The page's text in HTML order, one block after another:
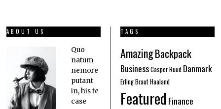
ABOUT US
Quo
natum
nemore
putant
in, his te
case
TAGS
AmazingBackpack
BusinessCasper Ruud Danmark
Erling Braut Haaland
FeaturedFinance